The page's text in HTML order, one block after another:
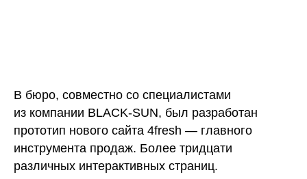
В бюро, совместно со специалистами
из компании BLACK-SUN, был разработан
прототип нового сайта 4fresh — главного
инструмента продаж. Более тридцати
различных интерактивных страниц.